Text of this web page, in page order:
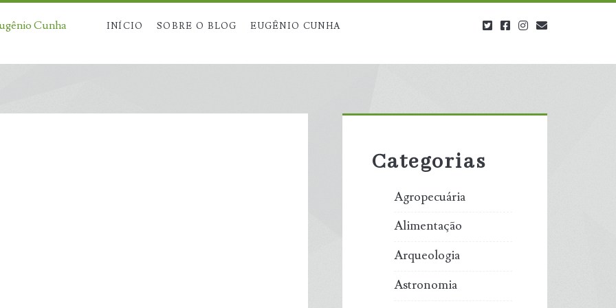
Cunha INÍCIO SOBRE O BLOG EUGÊNIO CUNHA twitterfacebookinstagram
Sidebar
Categorias
Agropecuária
Alimentação
Arqueologia
Astronomia